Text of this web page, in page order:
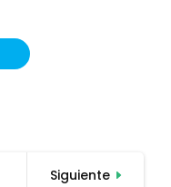
Siguiente